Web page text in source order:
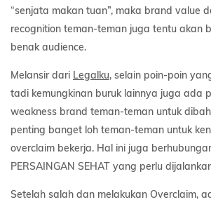
“senjata makan tuan”, maka brand value
recognition teman-teman juga tentu akan
benak audience.
Melansir dari Legalku, selain poin-poin
tadi kemungkinan buruk lainnya juga ada
weakness brand teman-teman untuk
penting banget loh teman-teman untuk
overclaim bekerja. Hal ini juga
PERSAINGAN SEHAT yang perlu
Setelah salah dan melakukan Overclaim,